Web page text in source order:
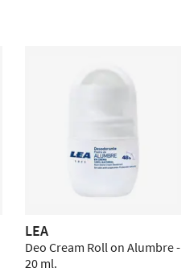
LEA
Deo Cream Roll on Alumbre -
20 ml.